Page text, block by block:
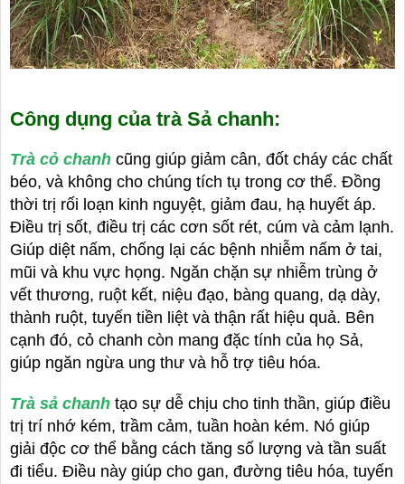
Công dụng của trà Sả chanh:
Trà cỏ chanh cũng giúp giảm cân, đốt cháy các chất
béo, và không cho chúng tích tụ trong cơ thể. Đồng
thời trị rối loạn kinh nguyệt, giảm đau, hạ huyết áp.
Điều trị sốt, điều trị các cơn sốt rét, cúm và cảm lạnh.
Giúp diệt nấm, chống lại các bệnh nhiễm nấm ở tai,
mũi và khu vực họng. Ngăn chặn sự nhiễm trùng ở
vết thương, ruột kết, niệu đạo, bàng quang, dạ dày,
thành ruột, tuyến tiền liệt và thận rất hiệu quả. Bên
cạnh đó, cỏ chanh còn mang đặc tính của họ Sả,
giúp ngăn ngừa ung thư và hỗ trợ tiêu hóa.
Trà sả chanh tạo sự dễ chịu cho tinh thần, giúp điều
trị trí nhớ kém, trầm cảm, tuần hoàn kém. Nó giúp
giải độc cơ thể bằng cách tăng số lượng và tần suất
đi tiểu. Điều này giúp cho gan, đường tiêu hóa, tuyến